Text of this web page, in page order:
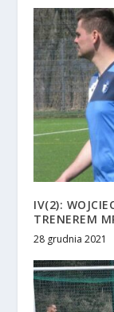
IV(2):
TRENEREM
28 grudnia 2021